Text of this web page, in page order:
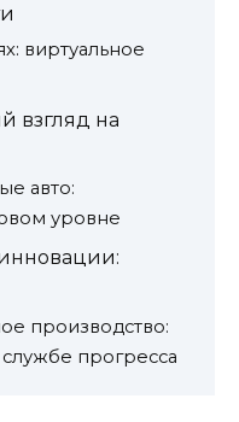
виртуальное
взгляд на
авто:
уровне
производство:
прогресса